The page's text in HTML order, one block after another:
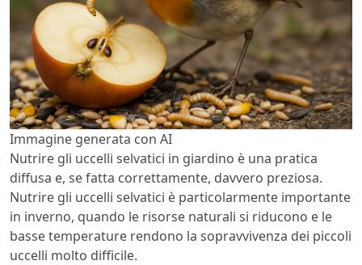
Immagine generata con AI
Nutrire gli uccelli selvatici in giardino è una pratica
diffusa e, se fatta correttamente, davvero preziosa.
Nutrire gli uccelli selvatici è particolarmente importante
in inverno, quando le risorse naturali si riducono e le
basse temperature rendono la sopravvivenza dei piccoli
uccelli molto difficile.